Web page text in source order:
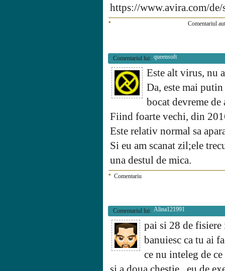
https://www.avira.com/
* Comentariul
Comentariul lui: queensoft
Este alt virus, nu
Da, este mai
bocat devreme
Fiind foarte vechi, din
Este relativ normal sa
Si eu am scanat zil;ele
una destul de mica.
* Comentariu
Comentariul lui: Alina121991
pai si 28 de fisiere
banuiesc ca tu ai
ce nu inteleg de ce